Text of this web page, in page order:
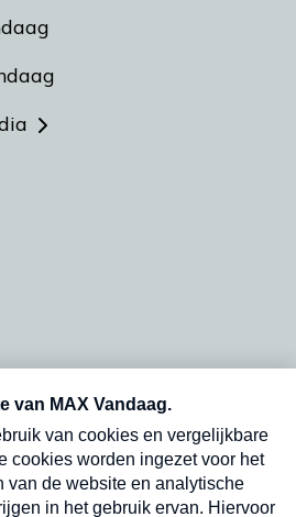
en dinsdagochtend in
Verzend